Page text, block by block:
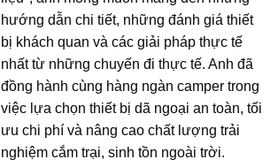
hướng dẫn chi tiết, những đánh giá thiết
bị khách quan và các giải pháp thực tế
nhất từ những chuyến đi thực tế. Anh đã
đồng hành cùng hàng ngàn camper trong
việc lựa chọn thiết bị dã ngoại an toàn, tối
ưu chi phí và nâng cao chất lượng trải
nghiệm cắm trại, sinh tồn ngoài trời.